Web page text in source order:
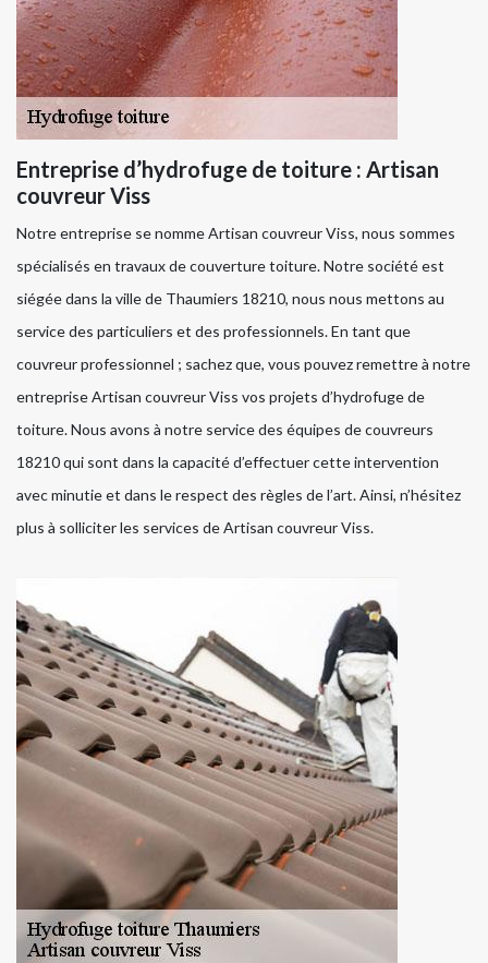
Entreprise d’hydrofuge de toiture : Artisan
couvreur Viss
Notre entreprise se nomme Artisan couvreur Viss, nous sommes
spécialisés en travaux de couverture toiture. Notre société est
siégée dans la ville de Thaumiers 18210, nous nous mettons au
service des particuliers et des professionnels. En tant que
couvreur professionnel ; sachez que, vous pouvez remettre à notre
entreprise Artisan couvreur Viss vos projets d’hydrofuge de
toiture. Nous avons à notre service des équipes de couvreurs
18210 qui sont dans la capacité d’effectuer cette intervention
avec minutie et dans le respect des règles de l’art. Ainsi, n’hésitez
plus à solliciter les services de Artisan couvreur Viss.